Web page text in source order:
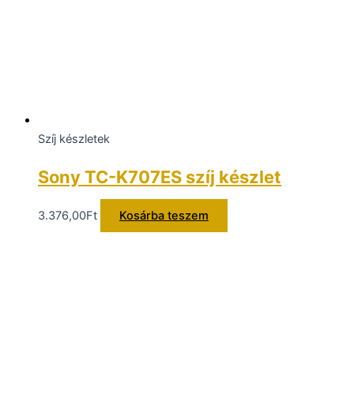
Szíj készletek
Sony TC-K707ES szíj készlet
3.376,00Ft Kosárba teszem